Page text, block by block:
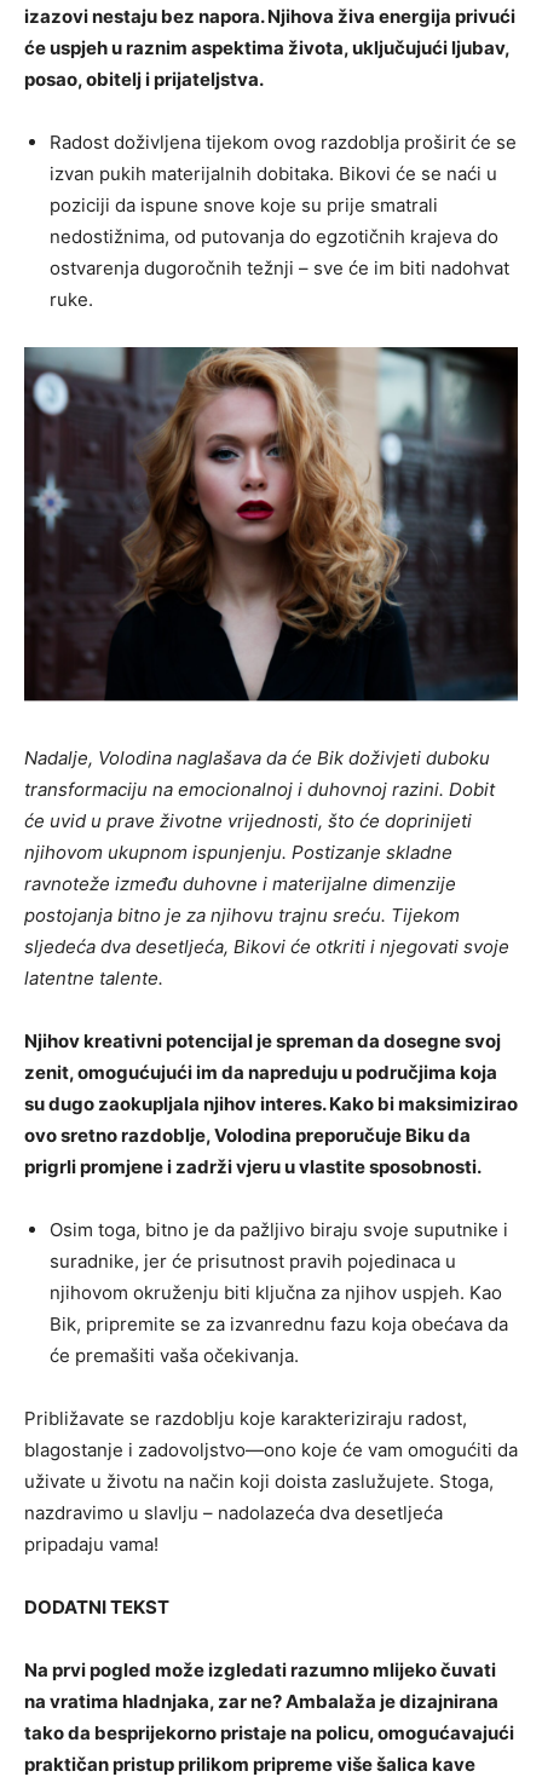
izazovi nestaju bez napora. Njihova živa energija privući
će uspjeh u raznim aspektima života, uključujući ljubav,
posao, obitelj i prijateljstva.
Radost doživljena tijekom ovog razdoblja proširit će se
izvan pukih materijalnih dobitaka. Bikovi će se naći u
poziciji da ispune snove koje su prije smatrali
nedostižnima, od putovanja do egzotičnih krajeva do
ostvarenja dugoročnih težnji – sve će im biti nadohvat
ruke.
Nadalje, Volodina naglašava da će Bik doživjeti duboku
transformaciju na emocionalnoj i duhovnoj razini. Dobit
će uvid u prave životne vrijednosti, što će doprinijeti
njihovom ukupnom ispunjenju. Postizanje skladne
ravnoteže između duhovne i materijalne dimenzije
postojanja bitno je za njihovu trajnu sreću. Tijekom
sljedeća dva desetljeća, Bikovi će otkriti i njegovati svoje
latentne talente.
Njihov kreativni potencijal je spreman da dosegne svoj
zenit, omogućujući im da napreduju u područjima koja
su dugo zaokupljala njihov interes. Kako bi maksimizirao
ovo sretno razdoblje, Volodina preporučuje Biku da
prigrli promjene i zadrži vjeru u vlastite sposobnosti.
Osim toga, bitno je da pažljivo biraju svoje suputnike i
suradnike, jer će prisutnost pravih pojedinaca u
njihovom okruženju biti ključna za njihov uspjeh. Kao
Bik, pripremite se za izvanrednu fazu koja obećava da
će premašiti vaša očekivanja.
Približavate se razdoblju koje karakteriziraju radost,
blagostanje i zadovoljstvo—ono koje će vam omogućiti da
uživate u životu na način koji doista zaslužujete. Stoga,
nazdravimo u slavlju – nadolazeća dva desetljeća
pripadaju vama!
DODATNI TEKST
Na prvi pogled može izgledati razumno mlijeko čuvati
na vratima hladnjaka, zar ne? Ambalaža je dizajnirana
tako da besprijekorno pristaje na policu, omogućavajući
praktičan pristup prilikom pripreme više šalica kave